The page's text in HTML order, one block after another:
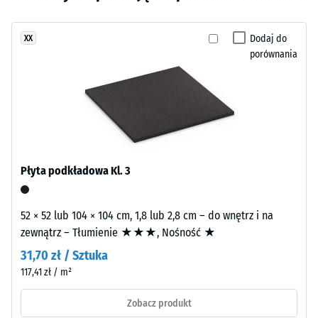
włókna
rattanu.
Materiał
budowa
budowę
po 24
godzinach
= 900
do 1000
Tłumienie
wstrząsów,
drgań i
dźwięków
uderzeniowych
jeszcze
żadnego
Dodaj do
porównania
XX
Płyta podkładowa Kl. 3
52 × 52 lub 104 × 104 cm, 1,8 lub 2,8 cm – do wnętrz i na
zewnątrz – Tłumienie ★★★, Nośność ★
31,70 zł / Sztuka
117,41 zł / m²
Zobacz produkt